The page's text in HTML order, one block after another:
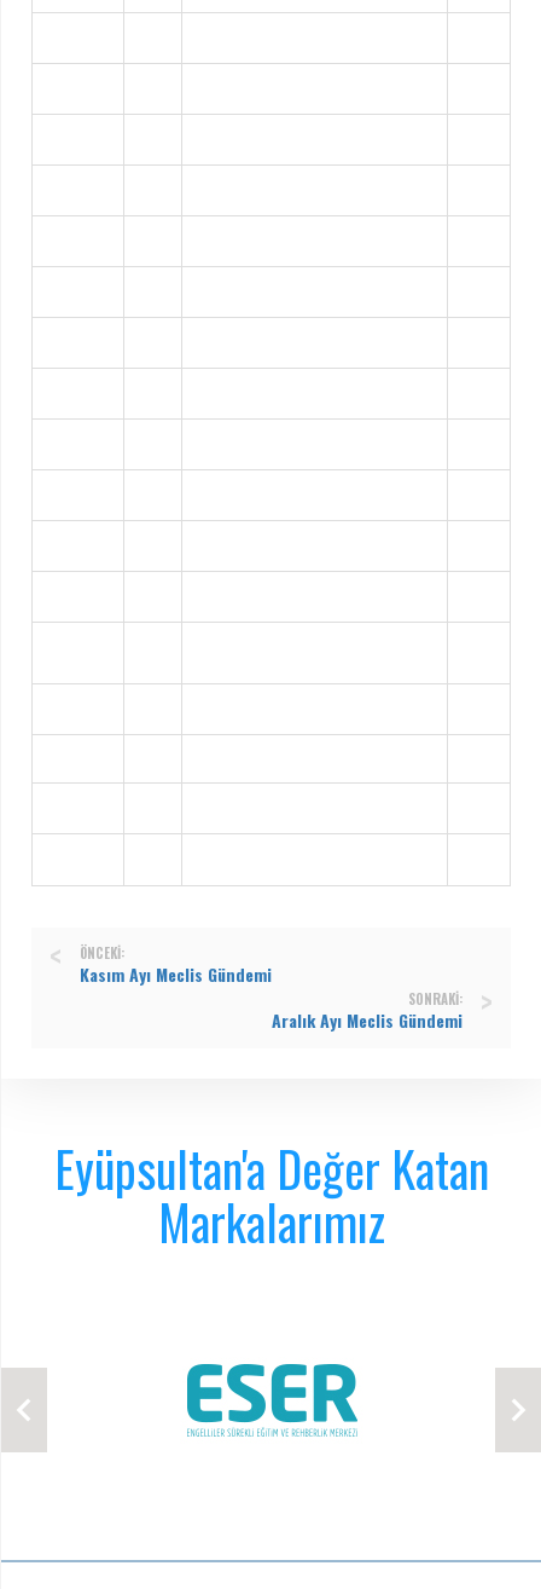
ÖNCEKI:
Kasım Ayı Meclis Gündemi
SONRAKI:
Aralık Ayı Meclis Gündemi
Eyüpsultan'a Değer Katan
Markalarımız